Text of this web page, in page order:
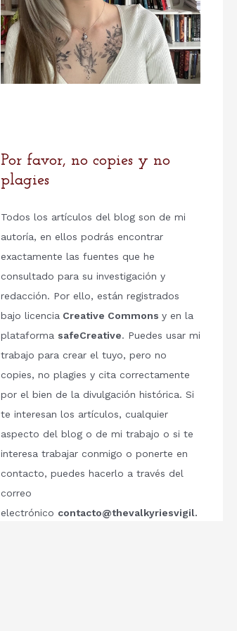
Por favor, no copies y no
plagies
Todos los artículos del blog son de mi
autoría, en ellos podrás encontrar
exactamente las fuentes que he
consultado para su investigación y
redacción. Por ello, están registrados
bajo licencia Creative Commons y en la
plataforma safeCreative. Puedes usar mi
trabajo para crear el tuyo, pero no
copies, no plagies y cita correctamente
por el bien de la divulgación histórica. Si
te interesan los artículos, cualquier
aspecto del blog o de mi trabajo o si te
interesa trabajar conmigo o ponerte en
contacto, puedes hacerlo a través del
correo
electrónico contacto@thevalkyriesvigil.